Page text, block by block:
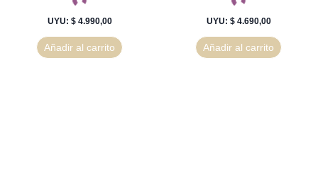
UYU: $ 4.990,00
Añadir al carrito
UYU: $ 4.690,00
Añadir al carrito